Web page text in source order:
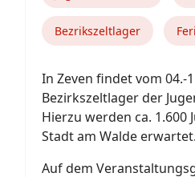
Bezrikszeltlager
In Zeven findet vom 04.-
Bezirkszeltlager der
Hierzu werden ca. 1.600
Stadt am Walde erwartet.
Auf dem